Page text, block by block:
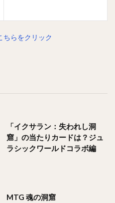
ちらをクリック
「イクサラン：失われし洞
窟」の当たりカードは？ジュ
ラシックワールドコラボ編
MTG 魂の洞窟